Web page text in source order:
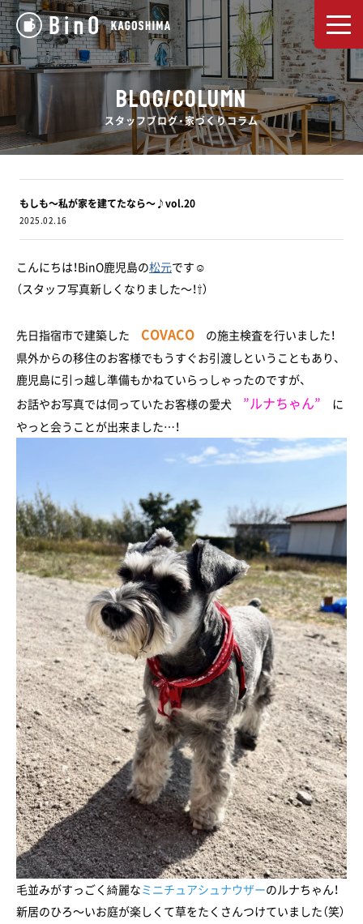
BLOG/COLUMN
スタッフブログ・家づくりコラム
2025.02.16
もしも～私が家を建てたなら～♪vol.20
こんにちは！BinO鹿児島の松元です☺
（スタッフ写真新しくなりました～！⇧）
先日指宿市で建築した COVACO の施主検査を行いました！
県外からの移住のお客様でもうすぐお引渡しということもあり、
鹿児島に引っ越し準備もかねていらっしゃったのですが、
お話やお写真では伺っていたお客様の愛犬 ”ルナちゃん” に
やっと会うことが出来ました…！
毛並みがすっごく綺麗なミニチュアシュナウザーのルナちゃん！
新居のひろ～いお庭が楽しくて草をたくさんつけていました（笑）